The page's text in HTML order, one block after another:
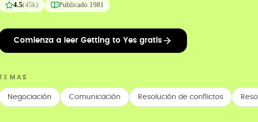
4.5(45k) Publicado 1981
Comienza a leer Getting to Yes gratis
Negociación Comunicación Resolución de conflictos